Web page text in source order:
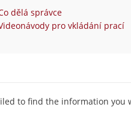
dělá správce
pro vkládání prací
to find the information you